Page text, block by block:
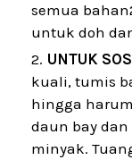
semua
untuk doh
UNTUK
kuali, tumis
hingga
daun bay
minyak.